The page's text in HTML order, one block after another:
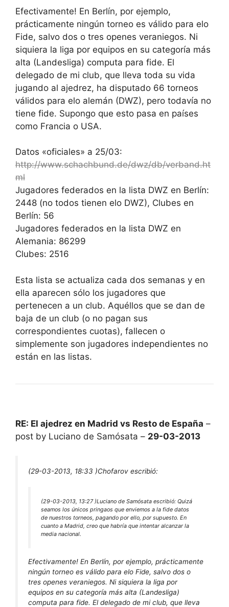
Efectivamente! En Berlín, por ejemplo,
prácticamente ningún torneo es válido para elo
Fide, salvo dos o tres openes veraniegos. Ni
siquiera la liga por equipos en su categoría más
alta (Landesliga) computa para fide. El
delegado de mi club, que lleva toda su vida
jugando al ajedrez, ha disputado 66 torneos
válidos para elo alemán (DWZ), pero todavía no
tiene fide. Supongo que esto pasa en países
como Francia o USA.
Datos «oficiales» a 25/03:
http://www.schachbund.de/dwz/db/verband.ht
ml
Jugadores federados en la lista DWZ en Berlín:
2448 (no todos tienen elo DWZ), Clubes en
Berlín: 56
Jugadores federados en la lista DWZ en
Alemania: 86299
Clubes: 2516
Esta lista se actualiza cada dos semanas y en
ella aparecen sólo los jugadores que
pertenecen a un club. Aquéllos que se dan de
baja de un club (o no pagan sus
correspondientes cuotas), fallecen o
simplemente son jugadores independientes no
están en las listas.
RE: El ajedrez en Madrid vs Resto de España –
post by Luciano de Samósata – 29-03-2013
(29-03-2013, 18:33 )Chofarov escribió:
(29-03-2013, 13:27 )Luciano de Samósata escribió: Quizá
seamos los únicos pringaos que enviemos a la fide datos
de nuestros torneos, pagando por ello, por supuesto. En
cuanto a Madrid, creo que habría que intentar alcanzar la
media nacional.
Efectivamente! En Berlín, por ejemplo, prácticamente
ningún torneo es válido para elo Fide, salvo dos o
tres openes veraniegos. Ni siquiera la liga por
equipos en su categoría más alta (Landesliga)
computa para fide. El delegado de mi club, que lleva